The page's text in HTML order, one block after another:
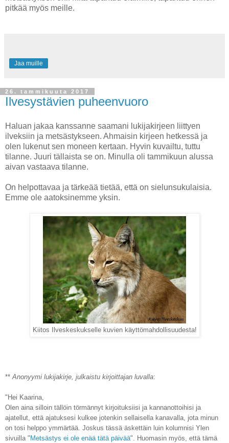
pitkää myös meille.
Jaa muille
26. tammikuuta 2017
Ilvesystävien puheenvuoro
Haluan jakaa kanssanne saamani lukijakirjeen liittyen
ilveksiin ja metsästykseen. Ahmaisin kirjeen hetkessä ja
olen lukenut sen moneen kertaan. Hyvin kuvailtu, tuttu
tilanne. Juuri tällaista se on. Minulla oli tammikuun alussa
aivan vastaava tilanne.
On helpottavaa ja tärkeää tietää, että on sielunsukulaisia.
Emme ole aatoksinemme yksin.
Kiitos Ilveskeskukselle kuvien käyttömahdollisuudesta!
**Anonyymi lukijakirje, julkaistu kirjoittajan luvalla:
"Hei Kaarina,
Olen aina silloin tällöin törmännyt kirjoituksiisi ja kannanottoihisi ja
ajatellut, että ajatuksesi kulkee jotenkin sellaisella kanavalla, jota minun
on tosi helppo ymmärtää. Joskus tässä äskettäin luin kolumnisi Ylen
sivuilla " Metsästys ei ole enää tätä päivää". Huomasin myös, että tämä